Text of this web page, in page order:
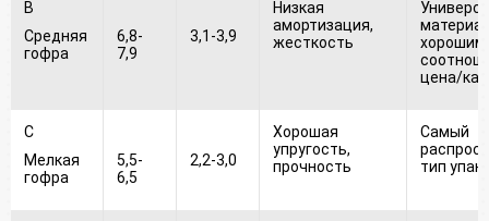
B
Средняя
гофра
6,8-
7,9
3,1-3,9
Низкая
амортизация,
жесткость
хорошим
цена/
C
Мелкая
гофра
5,5-
6,5
2,2-3,0
Хорошая
упругость,
прочность
Самый
тип